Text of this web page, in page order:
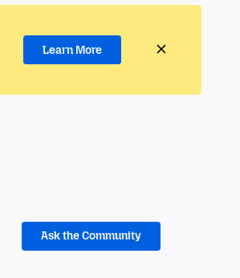
Learn More
Ask the Community